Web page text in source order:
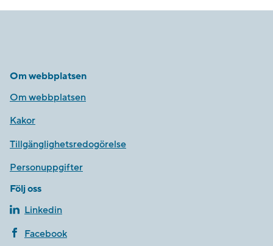
Om webbplatsen
Om webbplatsen
Kakor
Tillgänglighetsredogörelse
Personuppgifter
Följ oss
Linkedin
Facebook